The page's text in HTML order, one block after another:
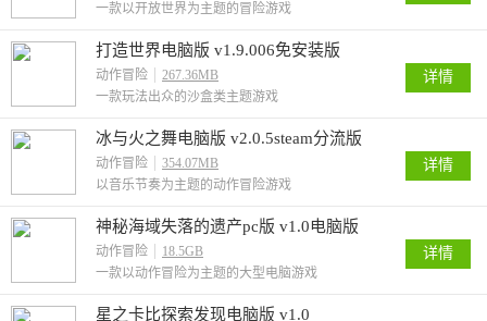
一款以开放世界为主题的冒险游戏
打造世界电脑版 v1.9.006免安装版
动作冒险
267.36MB
一款玩法出众的沙盒类主题游戏
详情
冰与火之舞电脑版 v2.0.5steam分流版
动作冒险
354.07MB
以音乐节奏为主题的动作冒险游戏
详情
神秘海域失落的遗产pc版 v1.0电脑版
动作冒险
18.5GB
一款以动作冒险为主题的大型电脑游戏
详情
星之卡比探索发现电脑版 v1.0